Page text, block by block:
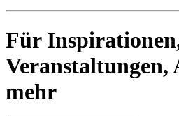
Für
Veranstaltungen,
mehr